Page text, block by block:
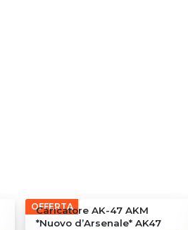
OFFERTA
Caricatore AK-47 AKM
*Nuovo d’Arsenale* AK47